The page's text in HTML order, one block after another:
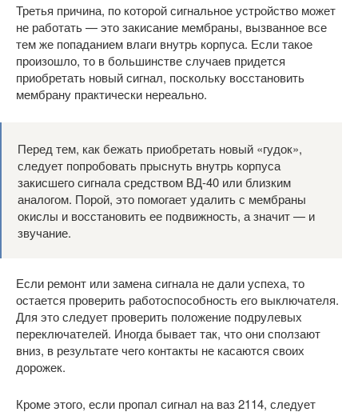
Третья причина, по которой сигнальное устройство может
не работать — это закисание мембраны, вызванное все
тем же попаданием влаги внутрь корпуса. Если такое
произошло, то в большинстве случаев придется
приобретать новый сигнал, поскольку восстановить
мембрану практически нереально.
Перед тем, как бежать приобретать новый «гудок»,
следует попробовать прыснуть внутрь корпуса
закисшего сигнала средством ВД-40 или близким
аналогом. Порой, это помогает удалить с мембраны
окислы и восстановить ее подвижность, а значит — и
звучание.
Если ремонт или замена сигнала не дали успеха, то
остается проверить работоспособность его выключателя.
Для это следует проверить положение подрулевых
переключателей. Иногда бывает так, что они сползают
вниз, в результате чего контакты не касаются своих
дорожек.
Кроме этого, если пропал сигнал на ваз 2114, следует